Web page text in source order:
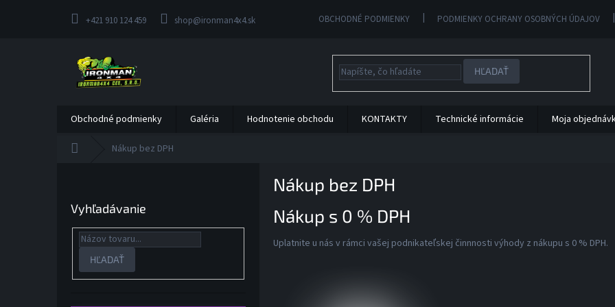
+421 910 124 459 shop@ironman4x4.sk OBCHODNÉ PODMIENKY PODMIENKY OCHRANY OSOBNÝCH ÚDAJOV
HĽADAŤ
Obchodné podmienky Galéria Hodnotenie obchodu KONTAKTY Technické informácie Moja
Nákup bez DPH
Vyhľadávanie
HĽADAŤ
Nákup bez DPH
Nákup s 0 % DPH
Uplatnite u nás v rámci vašej podnikateľskej činnnosti výhody z nákupu s 0 % DPH.